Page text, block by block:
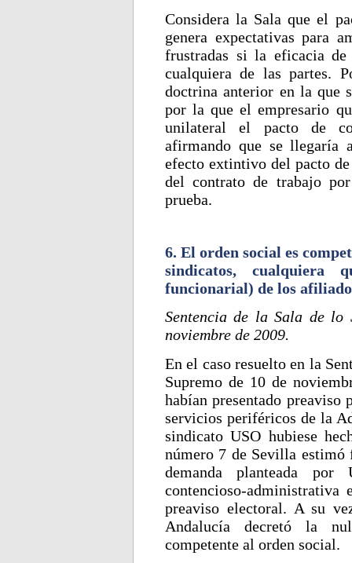
Considera la Sala que el
genera expectativas para
frustradas si la eficacia
cualquiera de las partes.
doctrina anterior en la que
por la que el empresario
unilateral el pacto de
afirmando que se llegaría
efecto extintivo del pacto
del contrato de trabajo
prueba.
6. El orden social es
sindicatos,
funcionarial) de los
Sentencia de la Sala de lo
noviembre de 2009.
En el caso resuelto en la
Supremo de 10 de
habían presentado preaviso
servicios periféricos de la
sindicato USO hubiese
número 7 de Sevilla
demanda planteada
contencioso-
preaviso electoral. A su
Andalucía decretó la
competente al orden social.